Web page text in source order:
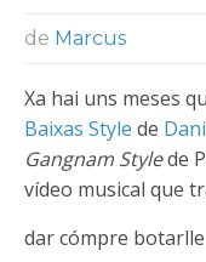
de Marcus
Xa hai uns meses
Baixas Style de
Gangnam Stylede
vídeo musical que
dar cómpre